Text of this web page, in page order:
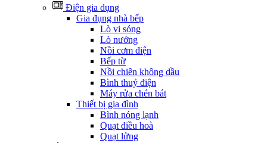
Điện gia dụng
Gia đụng nhà bếp
Lò vi sóng
Lò nướng
Nồi cơm điện
Bếp từ
Nồi chiên không dầu
Bình thuỷ điện
Máy rửa chén bát
Thiết bị gia đình
Bình nóng lạnh
Quạt điều hoà
Quạt lửng